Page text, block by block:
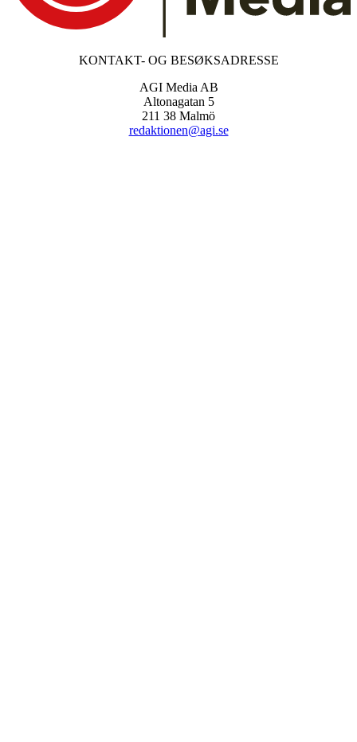
KONTAKT- OG BESØKSADRESSE
AGI Media AB
Altonagatan 5
211 38 Malmö
redaktionen@agi.se